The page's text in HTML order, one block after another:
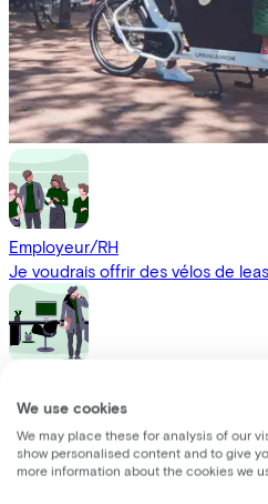
Employeur/RH
Je voudrais offrir des vélos de
Je voudrais un vélo de leasing
We use cookies
We may place these for analysis of our
show personalised content and to give
more information about the cookies we